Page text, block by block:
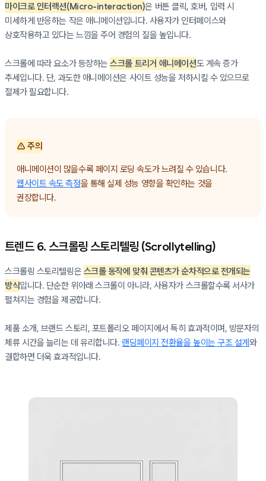
마이크로 인터랙션(Micro-interaction)은 버튼 클릭, 호버, 입력 시
미세하게 반응하는 작은 애니메이션입니다. 사용자가 인터페이스와
상호작용하고 있다는 느낌을 주어 경험의 질을 높입니다.
스크롤에 따라 요소가 등장하는스크롤 트리거 애니메이션도 계속 증가
추세입니다. 단, 과도한 애니메이션은 사이트 성능을 저하시킬 수 있으므로
절제가 필요합니다.
⚠️ 주의
애니메이션이 많을수록 페이지 로딩 속도가 느려질 수 있습니다.
웹사이트 속도 측정을 통해 실제 성능 영향을 확인하는 것을
권장합니다.
트렌드 6. 스크롤링 스토리텔링 (Scrollytelling)
스크롤링 스토리텔링은 스크롤 동작에 맞춰 콘텐츠가 순차적으로 전개되는
방식입니다. 단순한 위아래 스크롤이 아니라, 사용자가 스크롤할수록 서사가
펼쳐지는 경험을 제공합니다.
제품 소개, 브랜드 스토리, 포트폴리오 페이지에서 특히 효과적이며, 방문자의
체류 시간을 늘리는 데 유리합니다. 랜딩페이지 전환율을 높이는 구조 설계와
결합하면 더욱 효과적입니다.